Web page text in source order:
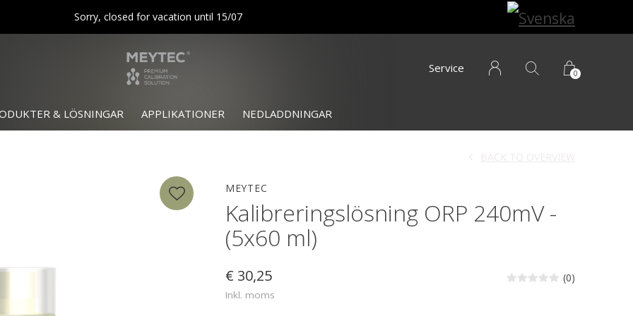
& LÖSNINGAR APPLIKATIONER NEDLADDNINGAR
Service 0
Sorry, closed for vacation until 15/07
MEYTEC
Kalibreringslösning ORP 240mV -
(5x60 ml)
€ 30,25
Inkl. moms
(0)